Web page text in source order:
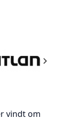
vindt om